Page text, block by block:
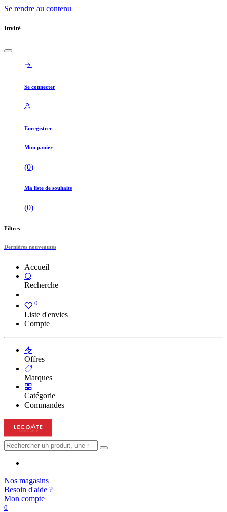
Se rendre au contenu
Invité
Se connecter
Enregistrer
Mon panier
(0)
Ma liste de souhaits
(0)
Filtres
Dernières nouveautés
Accueil
Recherche
0
Liste d'envies
Compte
Offres
Marques
Catégorie
Commandes
Nos magasins
Besoin d'aide ?
Mon compte
0